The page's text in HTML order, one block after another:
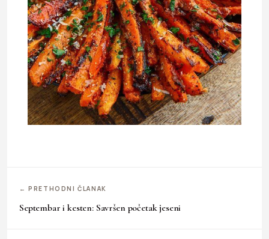
← PRETHODNI ČLANAK
Septembar i kesten: Savršen početak jeseni